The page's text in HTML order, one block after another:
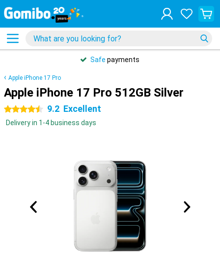
Safe payments
Apple iPhone 17 Pro
Apple iPhone 17 Pro 512GB Silver
4.5 stars 9.2 Excellent
Delivery in 1-4 business days